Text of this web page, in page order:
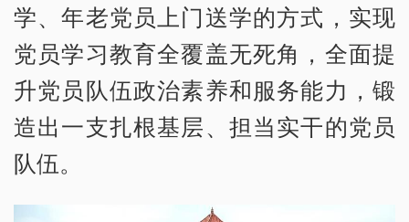
学、年老党员上门送学的方式，实现
党员学习教育全覆盖无死角，全面提
升党员队伍政治素养和服务能力，锻
造出一支扎根基层、担当实干的党员
队伍。